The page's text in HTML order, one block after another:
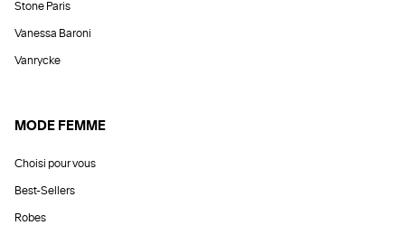
Stone Paris
Vanessa Baroni
Vanrycke
MODE FEMME
Choisi pour vous
Best-Sellers
Robes